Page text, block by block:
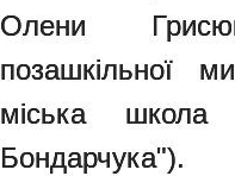
Олени
позашкільної
міська школа
Бондарчука").